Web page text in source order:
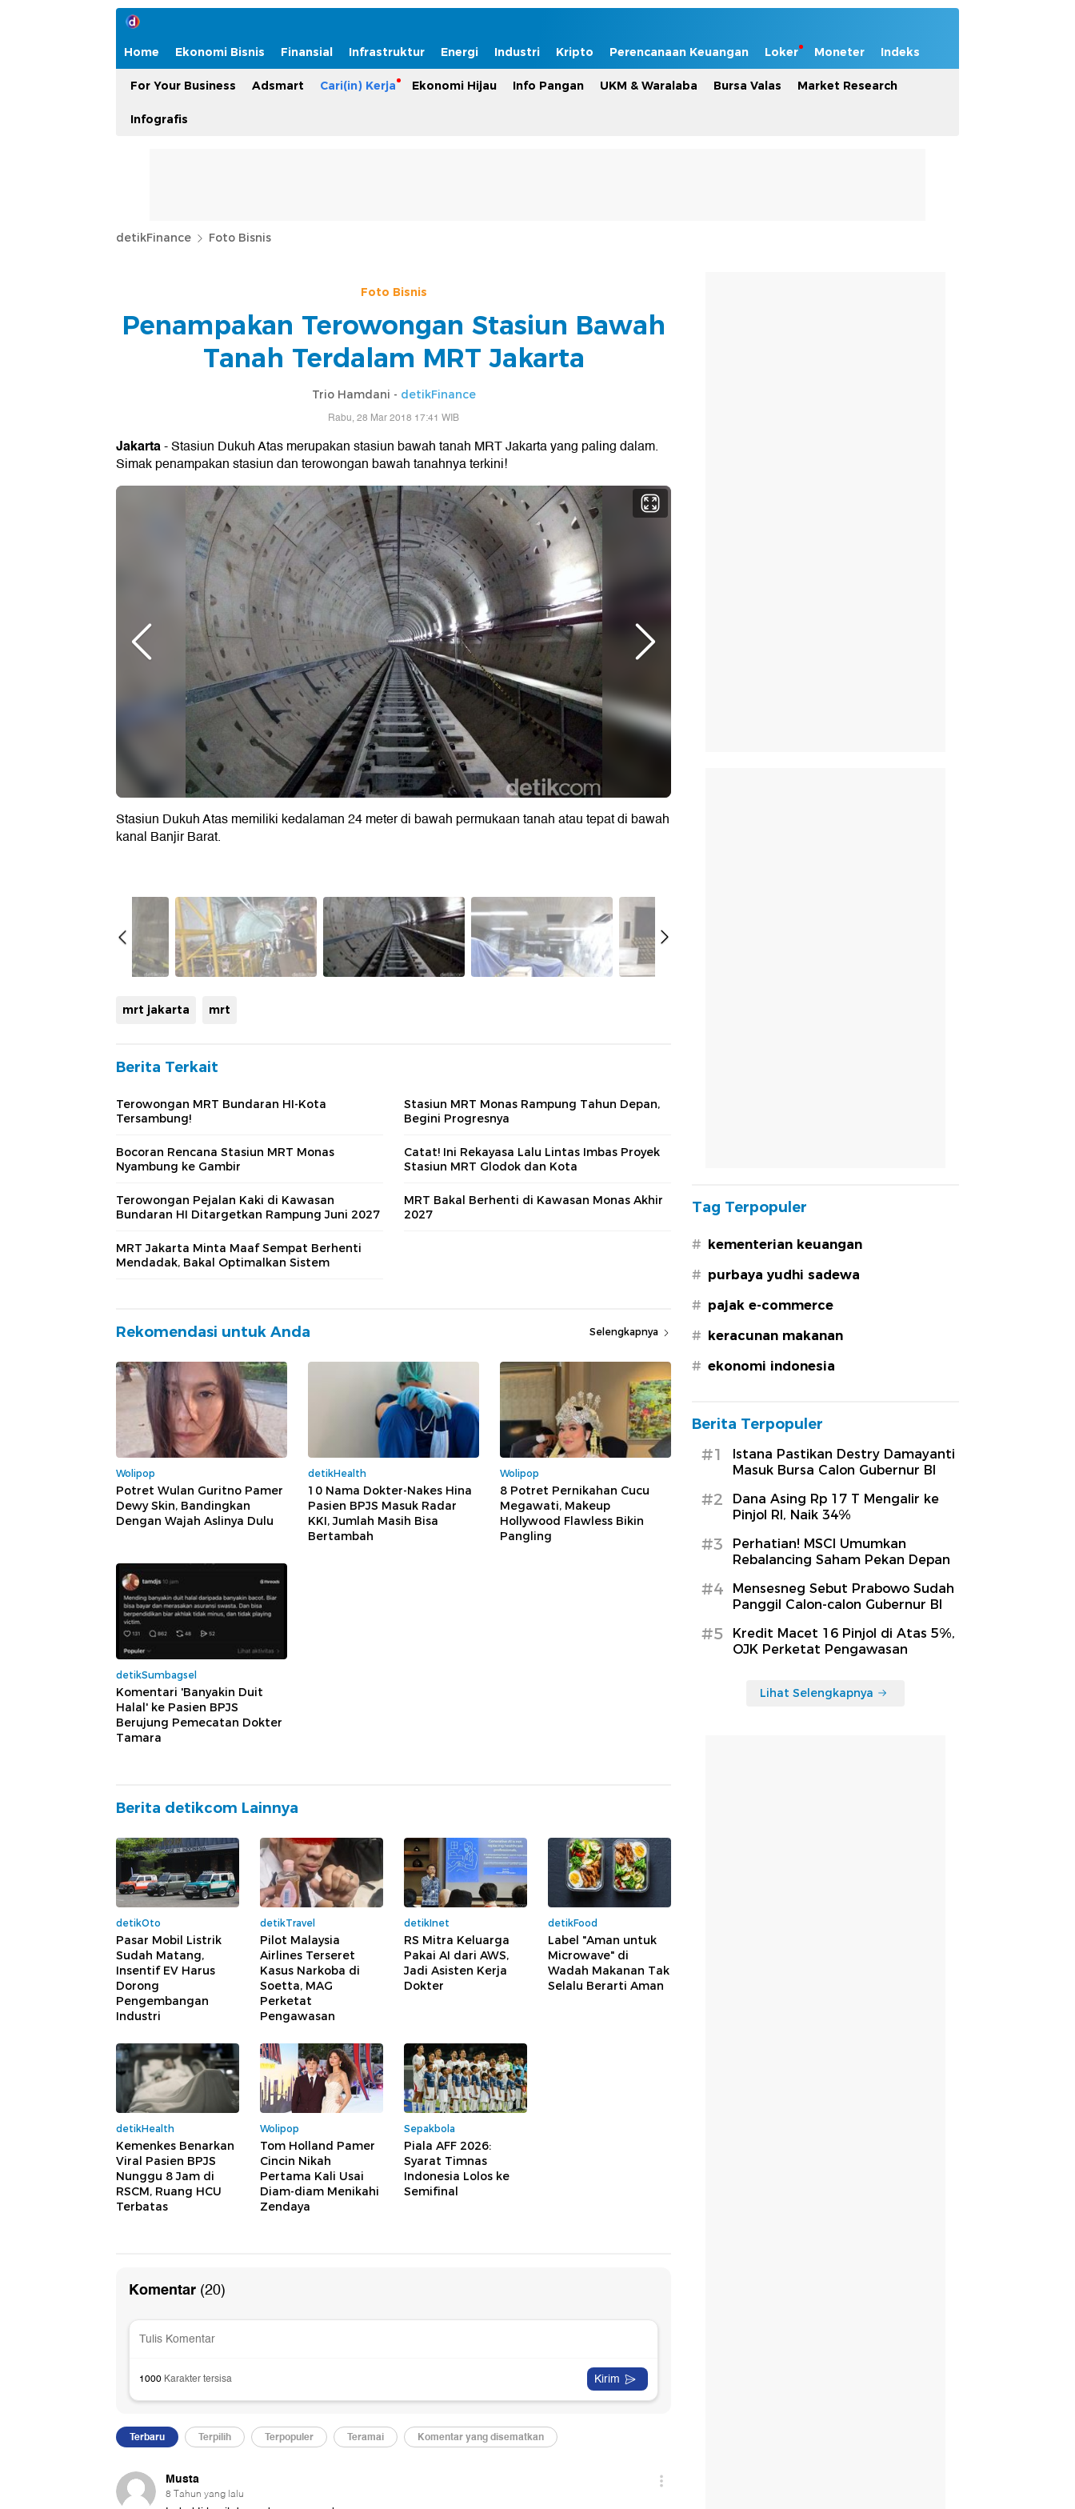
Home Ekonomi Bisnis Finansial Infrastruktur Energi Industri Kripto Perencanaan Keuangan Loker Moneter Indeks
For Your Business Adsmart Cari(in) Kerja Ekonomi Hijau Info Pangan UKM & Waralaba Bursa Valas Market Research
Infografis
detikFinance Foto Bisnis
Foto Bisnis
Penampakan Terowongan Stasiun Bawah
Tanah Terdalam MRT Jakarta
Trio Hamdani - detikFinance
Rabu, 28 Mar 2018 17:41 WIB
Jakarta- Stasiun Dukuh Atas merupakan stasiun bawah tanah MRT Jakarta yang paling dalam.
Simak penampakan stasiun dan terowongan bawah tanahnya terkini!
Stasiun Dukuh Atas memiliki kedalaman 24 meter di bawah permukaan tanah atau tepat di bawah
kanal Banjir Barat.
mrt jakarta mrt
Berita Terkait
Terowongan MRT Bundaran HI-Kota
Tersambung!
Stasiun MRT Monas Rampung Tahun Depan,
Begini Progresnya
Bocoran Rencana Stasiun MRT Monas
Nyambung ke Gambir
Catat! Ini Rekayasa Lalu Lintas Imbas Proyek
Stasiun MRT Glodok dan Kota
Terowongan Pejalan Kaki di Kawasan
Bundaran HI Ditargetkan Rampung Juni 2027
MRT Bakal Berhenti di Kawasan Monas Akhir
2027
MRT Jakarta Minta Maaf Sempat Berhenti
Mendadak, Bakal Optimalkan Sistem
Rekomendasi untuk Anda Selengkapnya
Wolipop
Potret Wulan Guritno Pamer
Dewy Skin, Bandingkan
Dengan Wajah Aslinya Dulu
detikHealth
10 Nama Dokter-Nakes Hina
Pasien BPJS Masuk Radar
KKI, Jumlah Masih Bisa
Bertambah
Wolipop
8 Potret Pernikahan Cucu
Megawati, Makeup
Hollywood Flawless Bikin
Pangling
detikSumbagsel
Komentari 'Banyakin Duit
Halal' ke Pasien BPJS
Berujung Pemecatan Dokter
Tamara
Berita detikcom Lainnya
detikOto
Pasar Mobil Listrik
Sudah Matang,
Insentif EV Harus
Dorong
Pengembangan
Industri
detikTravel
Pilot Malaysia
Airlines Terseret
Kasus Narkoba di
Soetta, MAG
Perketat
Pengawasan
detikInet
RS Mitra Keluarga
Pakai AI dari AWS,
Jadi Asisten Kerja
Dokter
detikFood
Label "Aman untuk
Microwave" di
Wadah Makanan Tak
Selalu Berarti Aman
detikHealth
Kemenkes Benarkan
Viral Pasien BPJS
Nunggu 8 Jam di
RSCM, Ruang HCU
Terbatas
Wolipop
Tom Holland Pamer
Cincin Nikah
Pertama Kali Usai
Diam-diam Menikahi
Zendaya
Sepakbola
Piala AFF 2026:
Syarat Timnas
Indonesia Lolos ke
Semifinal
Tag Terpopuler
# kementerian keuangan
# purbaya yudhi sadewa
# pajak e-commerce
# keracunan makanan
# ekonomi indonesia
Berita Terpopuler
#1
Istana Pastikan Destry Damayanti
Masuk Bursa Calon Gubernur BI
#2
Dana Asing Rp 17 T Mengalir ke
Pinjol RI, Naik 34%
#3
Perhatian! MSCI Umumkan
Rebalancing Saham Pekan Depan
#4
Mensesneg Sebut Prabowo Sudah
Panggil Calon-calon Gubernur BI
#5
Kredit Macet 16 Pinjol di Atas 5%,
OJK Perketat Pengawasan
Lihat Selengkapnya